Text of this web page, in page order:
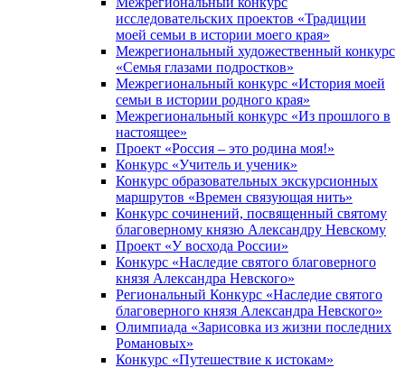
исследовательских проектов «Традиции
моей семьи в истории моего края»
Межрегиональный художественный конкурс
«Семья глазами подростков»
Межрегиональный конкурс «История моей
семьи в истории родного края»
Межрегиональный конкурс «Из прошлого в
настоящее»
Проект «Россия – это родина моя!»
Конкурс «Учитель и ученик»
Конкурс образовательных экскурсионных
маршрутов «Времен связующая нить»
Конкурс сочинений, посвященный святому
благоверному князю Александру Невскому
Проект «У восхода России»
Конкурс «Наследие святого благоверного
князя Александра Невского»
Региональный Конкурс «Наследие святого
благоверного князя Александра Невского»
Олимпиада «Зарисовка из жизни последних
Романовых»
Конкурс «Путешествие к истокам»